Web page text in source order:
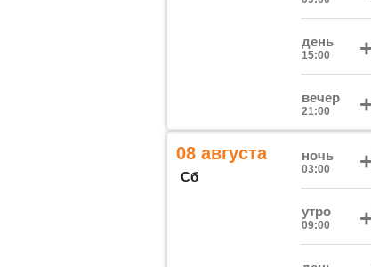
день
15:00
вечер
21:00
08 августа
Сб
ночь
03:00
утро
09:00